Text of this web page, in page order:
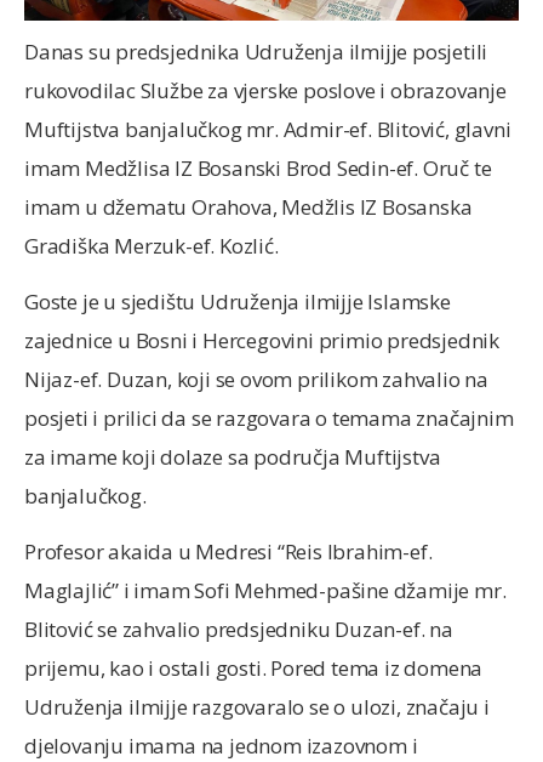
Danas su predsjednika Udruženja ilmijje posjetili
rukovodilac Službe za vjerske poslove i obrazovanje
Muftijstva banjalučkog mr. Admir-ef. Blitović, glavni
imam Medžlisa IZ Bosanski Brod Sedin-ef. Oruč te
imam u džematu Orahova, Medžlis IZ Bosanska
Gradiška Merzuk-ef. Kozlić.
Goste je u sjedištu Udruženja ilmijje Islamske
zajednice u Bosni i Hercegovini primio predsjednik
Nijaz-ef. Duzan, koji se ovom prilikom zahvalio na
posjeti i prilici da se razgovara o temama značajnim
za imame koji dolaze sa područja Muftijstva
banjalučkog.
Profesor akaida u Medresi “Reis Ibrahim-ef.
Maglajlić” i imam Sofi Mehmed-pašine džamije mr.
Blitović se zahvalio predsjedniku Duzan-ef. na
prijemu, kao i ostali gosti. Pored tema iz domena
Udruženja ilmijje razgovaralo se o ulozi, značaju i
djelovanju imama na jednom izazovnom i